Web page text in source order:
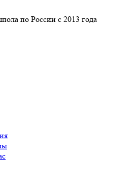
по России с 2013 года